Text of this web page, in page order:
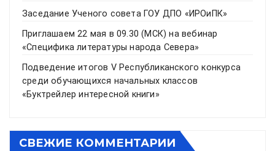
Заседание Ученого совета ГОУ ДПО «ИРОиПК»
Приглашаем 22 мая в 09.30 (МСК) на вебинар
«Специфика литературы народа Севера»
Подведение итогов V Республиканского конкурса
среди обучающихся начальных классов
«Буктрейлер интересной книги»
СВЕЖИЕ КОММЕНТАРИИ